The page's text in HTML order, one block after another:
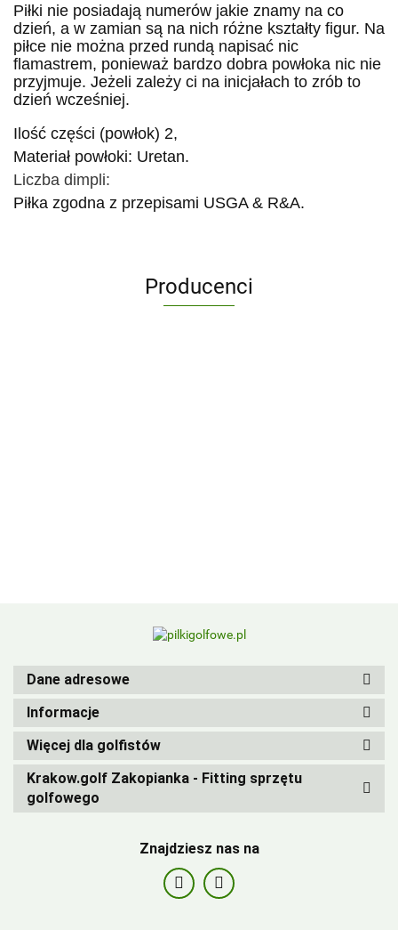
Piłki nie posiadają numerów jakie znamy na co
dzień, a w zamian są na nich różne kształty figur. Na
piłce nie można przed rundą napisać nic
flamastrem, ponieważ bardzo dobra powłoka nic nie
przyjmuje. Jeżeli zależy ci na inicjałach to zrób to
dzień wcześniej.
Ilość części (powłok) 2,
Materiał powłoki: Uretan.
Liczba dimpli:
Piłka zgodna z przepisami USGA & R&A.
Producenci
Dane adresowe
Informacje
Więcej dla golfistów
Krakow.golf Zakopianka - Fitting sprzętu
golfowego
Znajdziesz nas na